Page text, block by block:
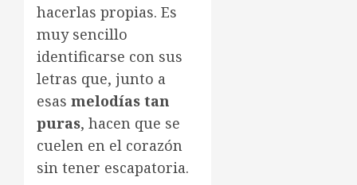
hacerlas propias. Es
muy sencillo
identificarse con sus
letras que, junto a
esas melodías tan
puras, hacen que se
cuelen en el corazón
sin tener escapatoria.